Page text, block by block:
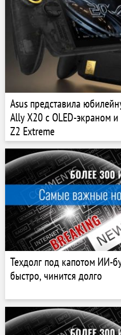
Asus представила
Ally X20 с OLED-экраном
Z2 Extreme
Техдолг под капотом ИИ-
быстро, чинится долго